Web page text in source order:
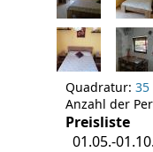
Quadratur: 35
Anzahl der
Preisliste
01.05.-01.10.